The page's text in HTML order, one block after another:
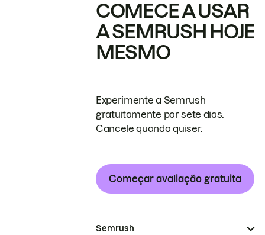
COMECE A USAR
A SEMRUSH HOJE
MESMO
Experimente a Semrush
gratuitamente por sete dias.
Cancele quando quiser.
Começar avaliação gratuita
Semrush